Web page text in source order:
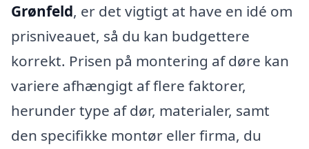
Grønfeld, er det vigtigt at have en idé om
prisniveauet, så du kan budgettere
korrekt. Prisen på montering af døre kan
variere afhængigt af flere faktorer,
herunder type af dør, materialer, samt
den specifikke montør eller firma, du